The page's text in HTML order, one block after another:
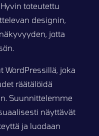
toteutettu
designin,
jotta
joka
räätälöidä
Suunnittelemme
näyttävät
ja luodaan